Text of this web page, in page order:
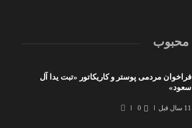
محبوب
فراخوان مردمی پوستر و کاریکاتور «تبت یدا آل
سعود»
11 سال قبل 0